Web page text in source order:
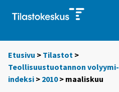
Etusivu > Tilastot >
Teollisuustuotannon volyymi-
indeksi > 2010> maaliskuu